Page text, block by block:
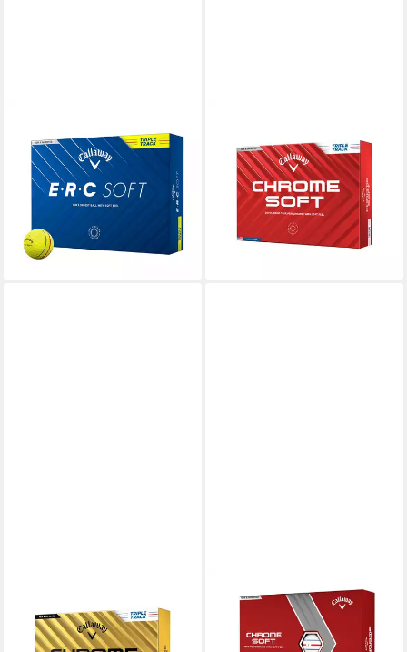
Golfball Callaway Golfbälle
ERC Soft 25 Triple Track Gelb
1 Dutzend
50,00 €
lieferbar - in 4-5 Werktagen bei dir
Golfball Chrome Soft Triple
Track 12er Pack (1-St), Triple
Track Alignment Linien
55,00 € UVP64,99 €
(4,58 €/ 1 Stk)
-15%
Golfball Chrome Tour Triple
Track (12-St)
Golfball Callaway Chrome Soft
Triple Track Golfbälle – Tour